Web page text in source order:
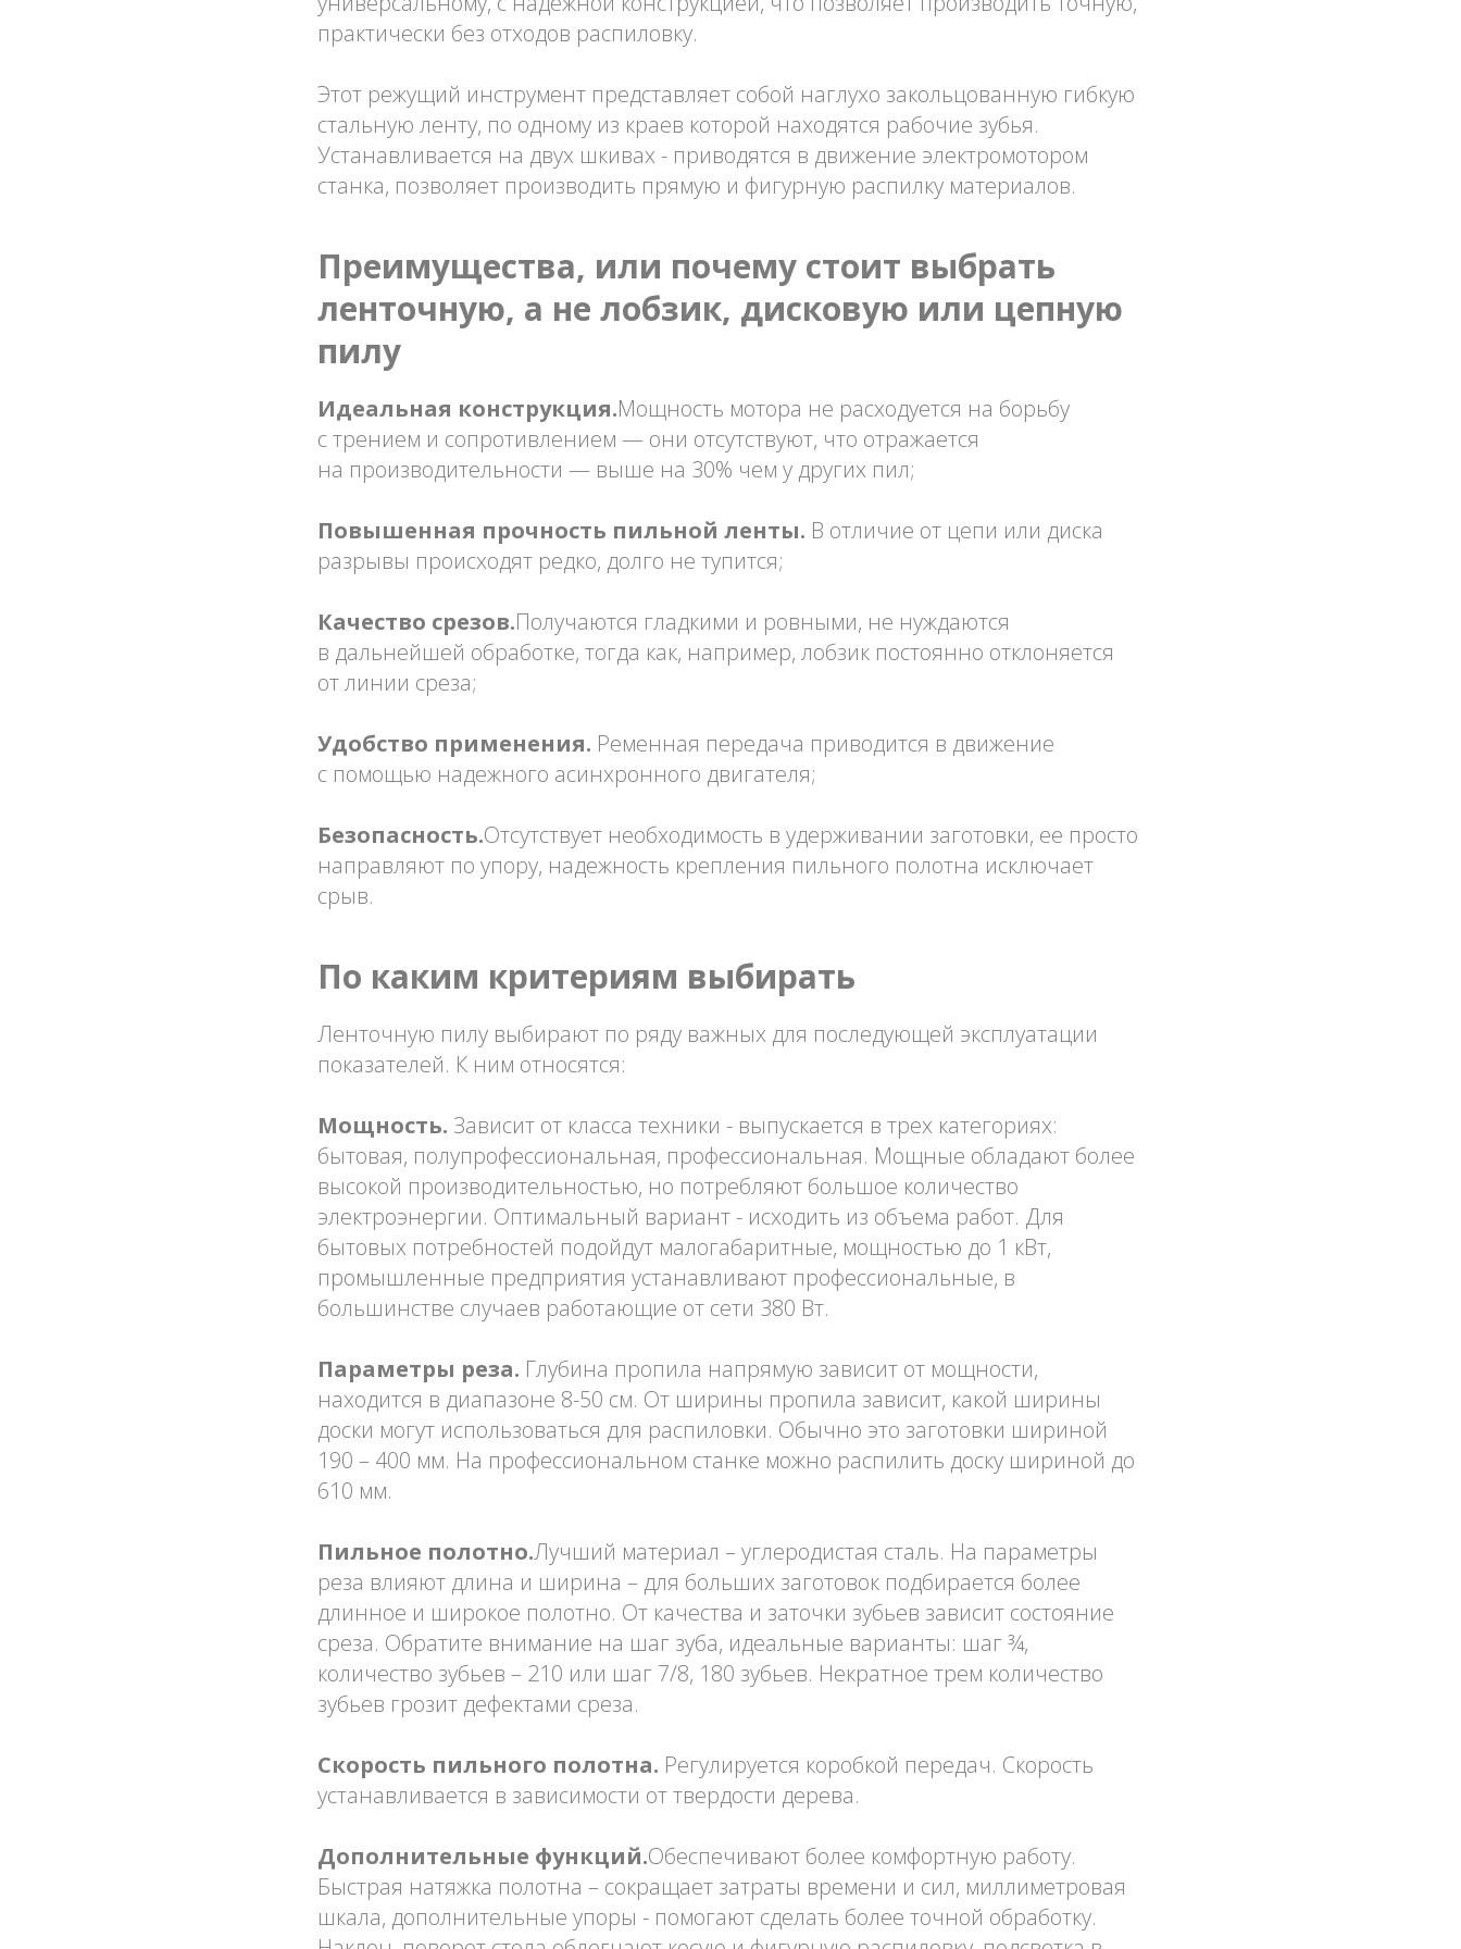
практически без отходов распиловку.
Этот режущий инструмент представляет собой наглухо закольцованную гибкую
стальную ленту, по одному из краев которой находятся рабочие зубья.
Устанавливается на двух шкивах - приводятся в движение электромотором
станка, позволяет производить прямую и фигурную распилку материалов.
Преимущества, или почему стоит выбрать
ленточную, а не лобзик, дисковую или цепную
пилу
Идеальная конструкция.Мощность мотора не расходуется на борьбу
с трением и сопротивлением — они отсутствуют, что отражается
на производительности — выше на 30% чем у других пил;
Повышенная прочность пильной ленты. В отличие от цепи или диска
разрывы происходят редко, долго не тупится;
Качество срезов.Получаются гладкими и ровными, не нуждаются
в дальнейшей обработке, тогда как, например, лобзик постоянно отклоняется
от линии среза;
Удобство применения. Ременная передача приводится в движение
с помощью надежного асинхронного двигателя;
Безопасность.Отсутствует необходимость в удерживании заготовки, ее просто
направляют по упору, надежность крепления пильного полотна исключает
срыв.
По каким критериям выбирать
Ленточную пилу выбирают по ряду важных для последующей эксплуатации
показателей. К ним относятся:
Мощность. Зависит от класса техники - выпускается в трех категориях:
бытовая, полупрофессиональная, профессиональная. Мощные обладают более
высокой производительностью, но потребляют большое количество
электроэнергии. Оптимальный вариант - исходить из объема работ. Для
бытовых потребностей подойдут малогабаритные, мощностью до 1 кВт,
промышленные предприятия устанавливают профессиональные, в
большинстве случаев работающие от сети 380 Вт.
Параметры реза. Глубина пропила напрямую зависит от мощности,
находится в диапазоне 8-50 см. От ширины пропила зависит, какой ширины
доски могут использоваться для распиловки. Обычно это заготовки шириной
190 – 400 мм. На профессиональном станке можно распилить доску шириной до
610 мм.
Пильное полотно.Лучший материал – углеродистая сталь. На параметры
реза влияют длина и ширина – для больших заготовок подбирается более
длинное и широкое полотно. От качества и заточки зубьев зависит состояние
среза. Обратите внимание на шаг зуба, идеальные варианты: шаг ¾,
количество зубьев – 210 или шаг 7/8, 180 зубьев. Некратное трем количество
зубьев грозит дефектами среза.
Скорость пильного полотна. Регулируется коробкой передач. Скорость
устанавливается в зависимости от твердости дерева.
Дополнительные функций.Обеспечивают более комфортную работу.
Быстрая натяжка полотна – сокращает затраты времени и сил, миллиметровая
шкала, дополнительные упоры - помогают сделать более точной обработку.